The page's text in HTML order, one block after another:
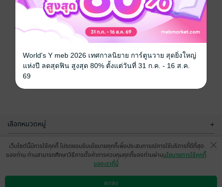
เลือกหมวดหมู่ +
บริการช่วยเหลือ +
เว็บไซต์นี้มีการใช้คุกกี้ โปรดยอมรับนโยบายคุกกี้เพื่อประสบการณ์การใช้บริการที่ดีที่สุด
ของท่าน ท่านสามารถศึกษาวิธีการตั้งค่าการควบคุมคุกกี้ของท่านผ่านนโยบายการใช้คุกกี้
ของเราที่นี่
ตกลง
World's Y meb 2026 เทศกาลนิยาย การ์ตูนวาย สุดยิ่งใหญ่
แห่งปี ลดสุดฟิน สูงสุด 80% ตั้งแต่วันที่ 31 ก.ค. - 16 ส.ค.
69